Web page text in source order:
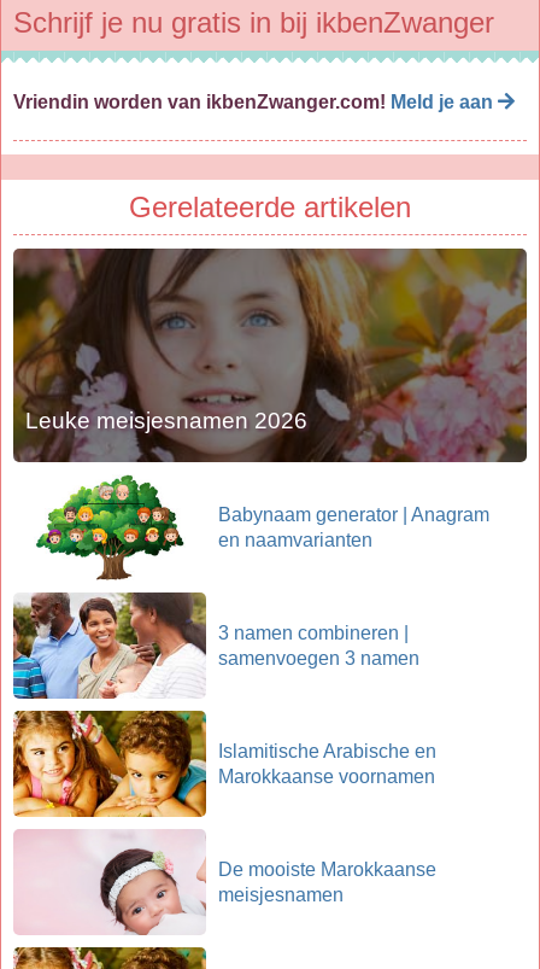
Schrijf je nu gratis in bij ikbenZwanger
Vriendin worden van ikbenZwanger.com! Meld je aan
Gerelateerde artikelen
Leuke meisjesnamen 2026
Babynaam generator | Anagram
en naamvarianten
3 namen combineren |
samenvoegen 3 namen
Islamitische Arabische en
Marokkaanse voornamen
De mooiste Marokkaanse
meisjesnamen